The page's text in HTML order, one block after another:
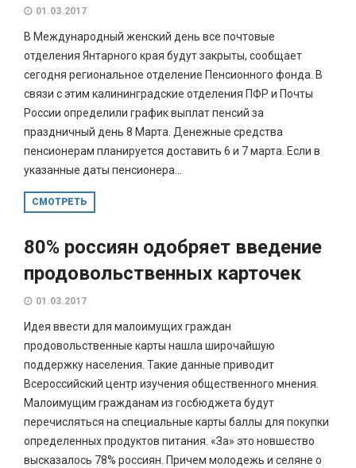
01.03.2017
В Международный женский день все почтовые
отделения Янтарного края будут закрыты, сообщает
сегодня региональное отделение Пенсионного фонда. В
связи с этим калининградские отделения ПФР и Почты
России определили график выплат пенсий за
праздничный день 8 Марта. Денежные средства
пенсионерам планируется доставить 6 и 7 марта. Если в
указанные даты пенсионера...
СМОТРЕТЬ
80% россиян одобряет введение
продовольственных карточек
01.03.2017
Идея ввести для малоимущих граждан
продовольственные карты нашла широчайшую
поддержку населения. Такие данные приводит
Всероссийский центр изучения общественного мнения.
Малоимущим гражданам из госбюджета будут
перечисляться на специальные карты баллы для покупки
определенных продуктов питания. «За» это новшество
высказалось 78% россиян. Причем молодежь и селяне о